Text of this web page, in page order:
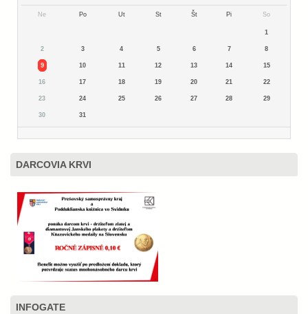
Ne Po Ut St Št Pi So
1
2 3 4 5 6 7 8
9 10 11 12 13 14 15
16 17 18 19 20 21 22
23 24 25 26 27 28 29
30 31
DARCOVIA KRVI
INFOGATE